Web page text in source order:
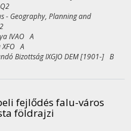
- Geography, Planning and
IVAO A
XFO A
Bizottság IXGJO DEM [1901-] B
fejlődés falu-város
földrajzi